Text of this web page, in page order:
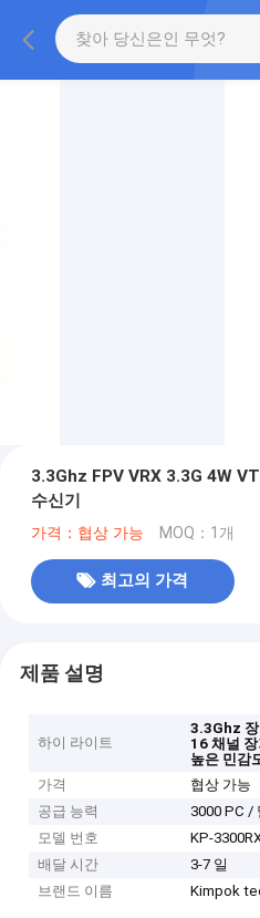
3.3Ghz FPV VRX 3.3G 4W
수신기
가격：협상 가능 MOQ：1개
최고의 가격
제품 설명
하이 라이트
3.3Ghz
16 채널
높은 민감
가격
협상 가능
공급 능력
3000 PC /
모델 번호
KP-
배달 시간
3-7 일
브랜드 이름
Kimpok